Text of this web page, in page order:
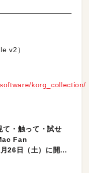
v2）
korg_collection/
て・触って・試せ
Fan
26日（土）に開催